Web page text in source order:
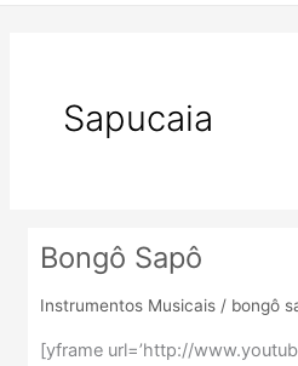
Sapucaia
Bongô Sapô
Instrumentos Musicais/ bongô
[yframe url=’http://
Bongô